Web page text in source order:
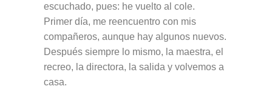
escuchado, pues: he vuelto al cole.
Primer día, me reencuentro con mis
compañeros, aunque hay algunos nuevos.
Después siempre lo mismo, la maestra, el
recreo, la directora, la salida y volvemos a
casa.